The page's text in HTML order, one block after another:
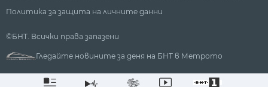
Политика за защита на личните данни
©БНТ. Всички права запазени
Гледайте новините за деня на БНТ в Метрото